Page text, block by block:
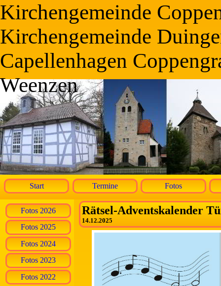
Kirchengemeinde
Kirchengemeinde
Capellenhagen
Weenzen
Start Termine Fotos
Fotos 2026
Fotos 2025
Fotos 2024
Fotos 2023
Fotos 2022
Rätsel-Adventskalender
14.12.2025